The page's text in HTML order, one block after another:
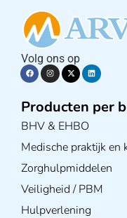
Volg ons op
Producten per
BHV & EHBO
Medische praktijk en
Zorghulpmiddelen
Veiligheid / PBM
Hulpverlening